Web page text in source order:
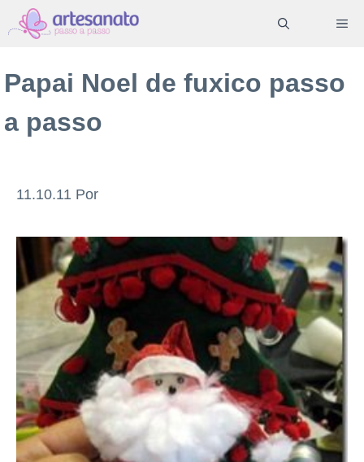
Pular
para
conteúdo
Papai Noel de fuxico passo
a passo
11.10.11 Por